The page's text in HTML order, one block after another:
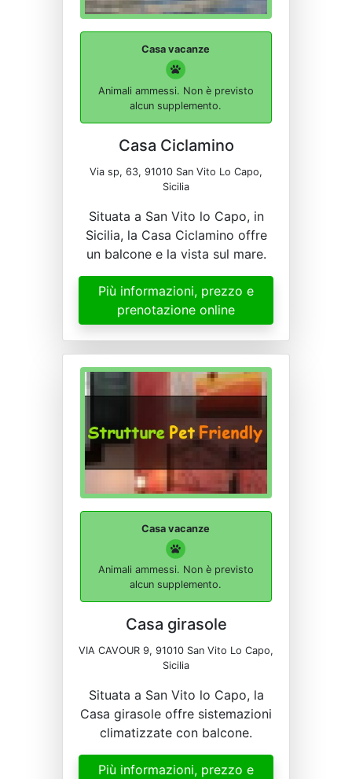
Casa vacanze
Animali ammessi. Non è previsto
alcun supplemento.
Casa Ciclamino
Via sp, 63, 91010 San Vito Lo Capo,
Sicilia
Situata a San Vito lo Capo, in
Sicilia, la Casa Ciclamino offre
un balcone e la vista sul mare.
Più informazioni, prezzo e
prenotazione online
Casa vacanze
Animali ammessi. Non è previsto
alcun supplemento.
Casa girasole
VIA CAVOUR 9, 91010 San Vito Lo Capo,
Sicilia
Situata a San Vito lo Capo, la
Casa girasole offre sistemazioni
climatizzate con balcone.
Più informazioni, prezzo e